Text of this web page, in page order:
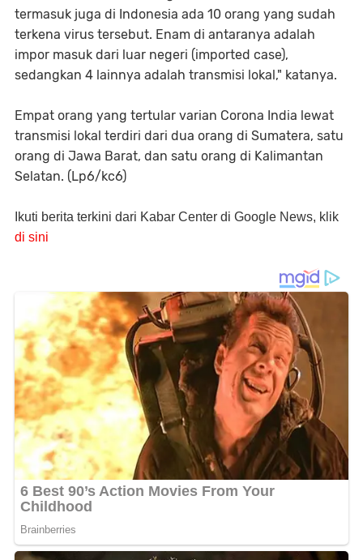
termasuk juga di Indonesia ada 10 orang yang sudah
terkena virus tersebut. Enam di antaranya adalah
impor masuk dari luar negeri (imported case),
sedangkan 4 lainnya adalah transmisi lokal," katanya.
Empat orang yang tertular varian Corona India lewat
transmisi lokal terdiri dari dua orang di Sumatera, satu
orang di Jawa Barat, dan satu orang di Kalimantan
Selatan. (Lp6/kc6)
Ikuti berita terkini dari Kabar Center di Google News, klik
di sini